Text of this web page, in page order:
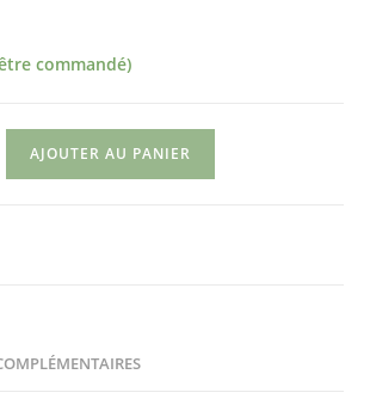
commandé)
AJOUTER AU PANIER